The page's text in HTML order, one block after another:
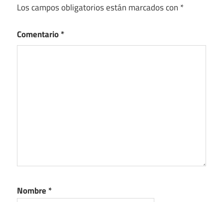
Los campos obligatorios están marcados con *
Comentario*
Nombre *